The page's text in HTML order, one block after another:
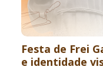
Festa de Frei
e identidade